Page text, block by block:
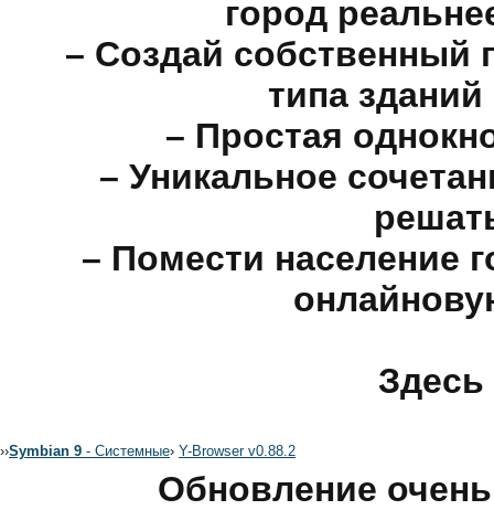
город
– Создай собственный
типа
– Простая
– Уникальное
– Помести население
Здесь
››Symbian 9 - Системные› Y-Browser v0.88.2
Обновление